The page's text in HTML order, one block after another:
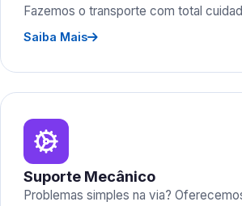
Fazemos o transporte com total
Saiba Mais
Suporte Mecânico
Problemas simples na via?